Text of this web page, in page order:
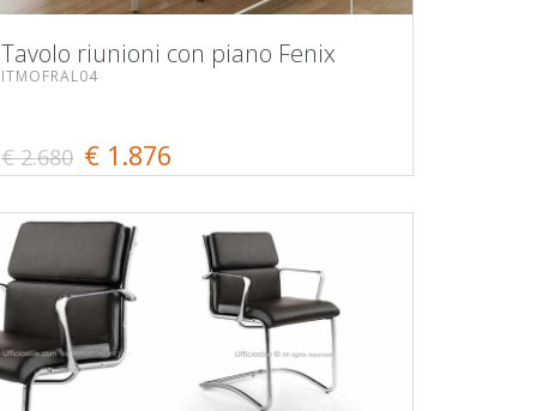
Tavolo riunioni con piano Fenix
ITMOFRAL04
€ 2.680 € 1.876